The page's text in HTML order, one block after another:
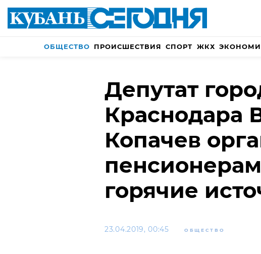
ОБЩЕСТВО ПРОИСШЕСТВИЯ СПОРТ ЖКХ
Депутат
Краснодара
Копачев
горячие
23.04.2019, 00:45 ОБЩЕСТВО